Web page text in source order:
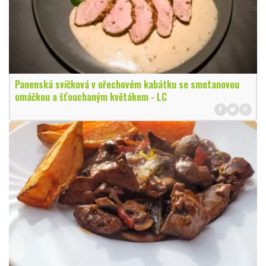
Panenská svíčková v ořechovém kabátku se smetanovou
omáčkou a šťouchaným květákem - LC